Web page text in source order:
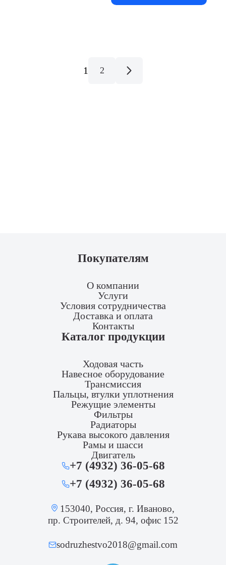
1 2
Покупателям
О компании
Услуги
Условия сотрудничества
Доставка и оплата
Контакты
Каталог продукции
Ходовая часть
Навесное оборудование
Трансмиссия
Пальцы, втулки уплотнения
Режущие элементы
Фильтры
Радиаторы
Рукава высокого давления
Рамы и шасси
Двигатель
+7 (4932) 36-05-68
+7 (4932) 36-05-68
153040, Россия, г. Иваново,
пр. Строителей, д. 94, офис 152
sodruzhestvo2018@gmail.com